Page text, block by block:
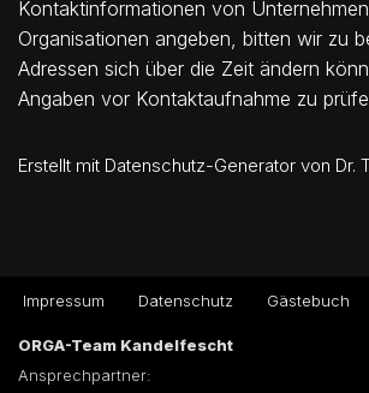
Kontaktinformationen von
Organisationen angeben, bitten wir zu
Adressen sich über die Zeit ändern
Angaben vor Kontaktaufnahme zu
Erstellt mit Datenschutz-Generator von Dr.
Impressum Datenschutz Gästebuch
ORGA-Team Kandelfescht
Ansprechpartner: